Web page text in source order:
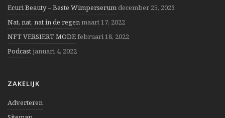
Ecuri Beauty – Beste Wimperserum december 25, 2023
Nat, nat, nat in de regenmaart 17, 2022
NFT VERSIERT MODEfebruari 18, 2022
Podcastjanuari 4, 2022
ZAKELIJK
Adverteren